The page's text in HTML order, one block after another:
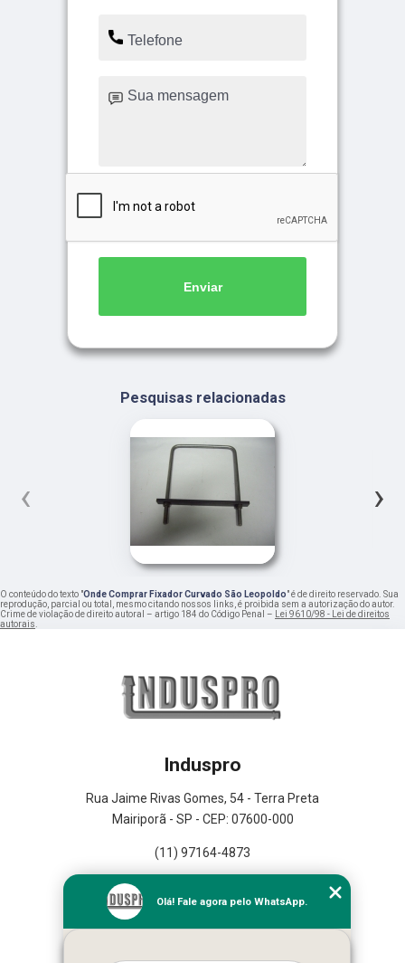
Enviar
Pesquisas relacionadas
‹ ›
O conteúdo do texto "Onde Comprar Fixador Curvado São Leopoldo" é de direito reservado. Sua
reprodução, parcial ou total, mesmo citando nossos links, é proibida sem a autorização do autor.
Crime de violação de direito autoral – artigo 184 do Código Penal – Lei 9610/98 - Lei de direitos
autorais.
Induspro
Rua Jaime Rivas Gomes, 54 - Terra Preta
Mairiporã - SP - CEP: 07600-000
(11) 97164-4873
Empresa
Missão
Olá! Fale agora pelo WhatsApp.